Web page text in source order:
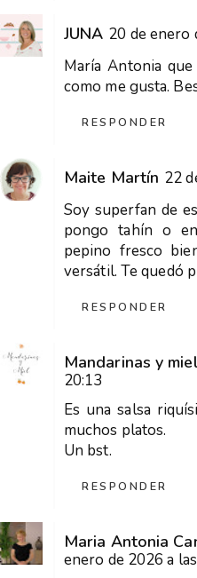
JUNA 20 de enero
María Antonia
como me gusta.
RESPONDER
Maite Martín 22
Soy superfan de
pongo tahín o
pepino fresco
versátil. Te quedó
RESPONDER
Mandarinas y miel
20:13
Es una salsa
muchos platos.
Un bst.
RESPONDER
Maria Antonia
enero de 2026 a